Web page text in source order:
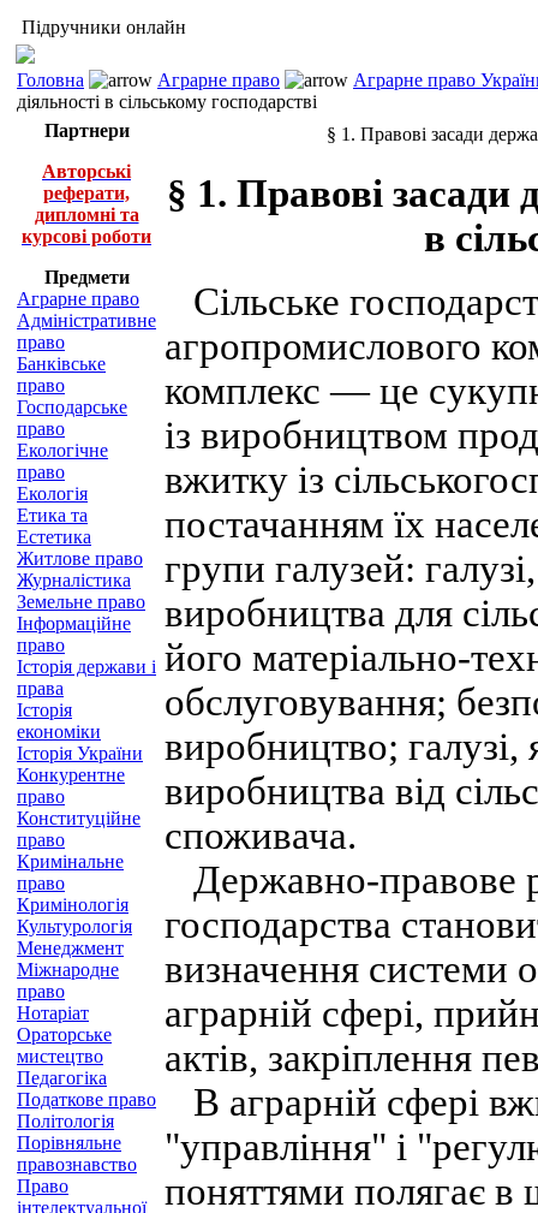
Підручники онлайн
Головна Аграрне право
Аграрне право
діяльності в сільському господарстві
Партнери
Авторські
реферати,
дипломні та
курсові роботи
Предмети
Аграрне право
Адміністративне
право
Банківське
право
Господарське
право
Екологічне
право
Екологія
Етика та
Естетика
Житлове право
Журналістика
Земельне право
Інформаційне
право
Історія держави і
права
Історія
економіки
Історія України
Конкурентне
право
Конституційне
право
Кримінальне
право
Кримінологія
Культурологія
Менеджмент
Міжнародне
право
Нотаріат
Ораторське
мистецтво
Педагогіка
Податкове право
Політологія
Порівняльне
правознавство
Право
інтелектуальної
§ 1. Правові засади
§ 1. Правові засади
в
Сільське
агропромислового
комплекс — це
із виробництвом
вжитку із
постачанням їх
групи галузей:
виробництва для
його матеріально-
обслуговування;
виробництво; галузі,
виробництва від
споживача.
Державно-правове
господарства
визначення системи
аграрній сфері,
актів, закріплення
В аграрній сфері
"управління" і
поняттями полягає в